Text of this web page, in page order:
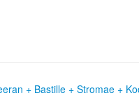
+ Bastille + Stromae +